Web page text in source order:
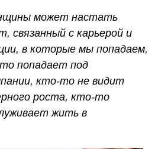
может настать
связанный с карьерой и
в которые мы попадаем,
попадает под
кто-то не видит
роста, кто-то
жить в